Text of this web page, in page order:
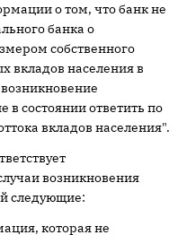
о том, что банк не
банка о
собственного
вкладов населения в
состоянии ответить по
вкладов населения".
возникновения
следующие:
которая не